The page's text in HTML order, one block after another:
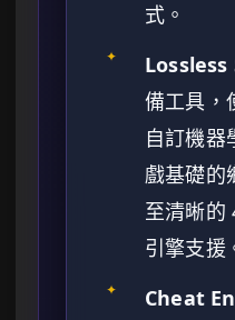
式。
✦ Lossless
備工具，
自訂機器
戲基礎的
至清晰的
引擎支援
✦
Cheat